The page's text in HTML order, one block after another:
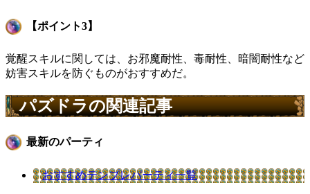
【ポイント3】
覚醒スキルに関しては、お邪魔耐性、毒耐性、暗闇耐性など
妨害スキルを防ぐものがおすすめだ。
パズドラの関連記事
最新のパーティ
おすすめテンプレパーティ一覧